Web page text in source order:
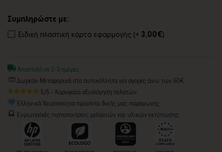
Συμπληρώστε με:
Ειδική πλαστική κάρτα εφαρμογής (+ 3,00€)
Αποστολή σε 2-3 ημέρες
Δωρεάν Μεταφορικά στα αυτοκόλλητα για αγορές άνω των 50€
5/5 - Κορυφαία αξιολόγηση πελατών
Ελληνικά Χειροποίητα προϊόντα δικής μας παραγωγής
Ευρωπαϊκές πιστοποιήσεις μελανιών και υλικών εκτύπωσης: